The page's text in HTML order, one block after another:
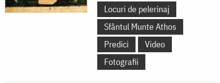
Locuri de pelerinaj
Sfântul Munte Athos
Predici
Video
Fotografii